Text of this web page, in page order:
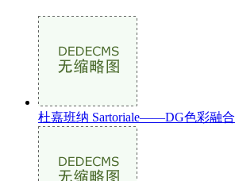
杜嘉班纳 Sartoriale——DG色彩融